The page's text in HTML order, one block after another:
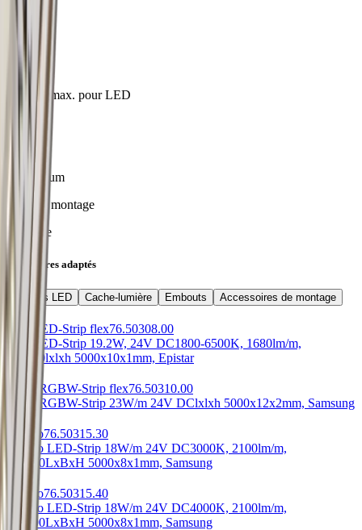
3950 mm
Largeur
13 mm
Largeur max. pour LED
10 mm
Matériel
Aluminium
Type de montage
Montage
Accessoires adaptés
Bandes LED Cache-lumière Embouts Accessoires de montage
TLP LED-Strip flex76.50308.00
TLP LED-Strip 19.2W, 24V DC1800-6500K, 1680lm/m,
RA>90lxlxh 5000x10x1mm, Epistar
Onyx RGBW-Strip flex76.50310.00
Onyx RGBW-Strip 23W/m 24V DClxlxh 5000x12x2mm, Samsung
Intenso76.50315.30
Intenso LED-Strip 18W/m 24V DC3000K, 2100lm/m,
RA>90LxBxH 5000x8x1mm, Samsung
Intenso76.50315.40
Intenso LED-Strip 18W/m 24V DC4000K, 2100lm/m,
RA>90LxBxH 5000x8x1mm, Samsung